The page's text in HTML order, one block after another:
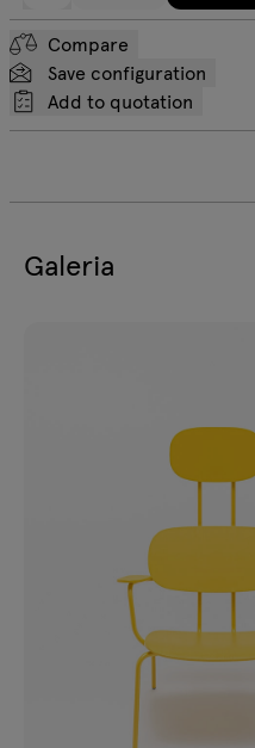
Compare
Save configuration
Add to quotation
Galeria